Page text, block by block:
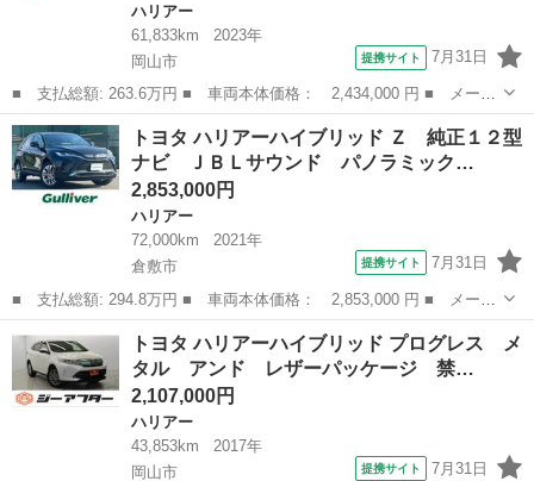
ハリアー
61,833km
2023年
岡山市
提携サイト 7月31日
■ 支払総額: 263.6万円 ■ 車両本体価格： 2,434,000 円 ■ メーカ
ー名： トヨタ ■ 車種名： ハリアー ■ グレード名： Ｇ 禁煙
車 純正８インチＤＡ フルセグ バックカメラ アダプティブクル
ーズコン...
岡山 岡山市 ハリアー
トヨタ ハリアーハイブリッド Ｚ 純正１２型
ナビ ＪＢＬサウンド パノラミック…
2,853,000円
ハリアー
72,000km
2021年
倉敷市
提携サイト 7月31日
■ 支払総額: 294.8万円 ■ 車両本体価格： 2,853,000 円 ■ メーカ
ー名： トヨタ ■ 車種名： ハリアーハイブリッド ■ グレード
名： Ｚ 純正１２型ナビ ＪＢＬサウンド パノラミックビュー
セーフティ...
岡山 倉敷市 ハリアー
トヨタ ハリアーハイブリッド プログレス メ
タル アンド レザーパッケージ 禁…
2,107,000円
ハリアー
43,853km
2017年
岡山市
提携サイト 7月31日